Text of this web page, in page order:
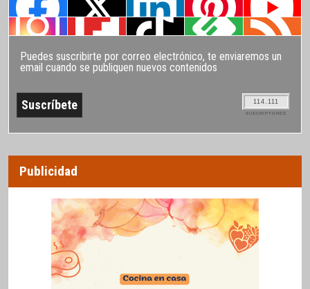
Puedes suscribirte por correo electrónico, te enviaremos un
email cuando se publiquen nuevos contenidos
114.111
SUSCRIPTORES
Publicidad